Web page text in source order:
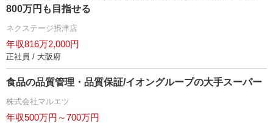
800万円も目指せる
ネクステージ摂津店
年収816万2,000円
正社員 / 大阪府
食品の品質管理・品質保証/イオングループの大手スーパー
株式会社マルエツ
年収500万円～700万円